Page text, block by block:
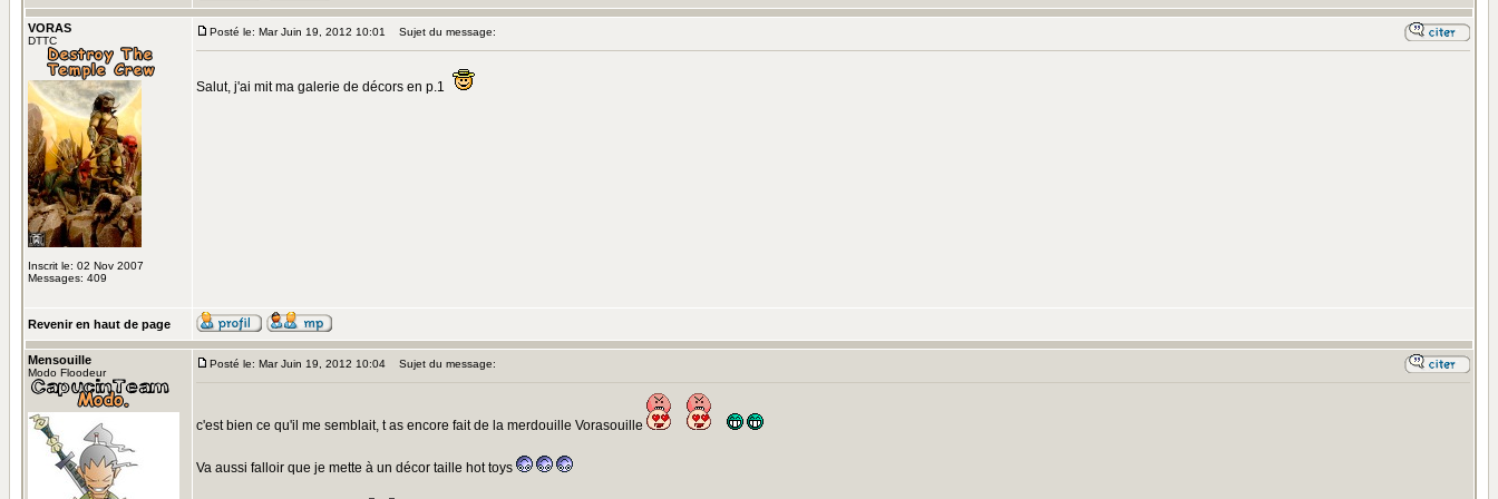
VORAS
DTTC
Inscrit le: 02 Nov 2007
Messages: 409
Posté le: Mar Juin 19, 2012 10:01 Sujet du message:
Salut, j'ai mit ma galerie de décors en p.1
Revenir en haut de page
Mensouille
Modo Floodeur
Posté le: Mar Juin 19, 2012 10:04 Sujet du message:
c'est bien ce qu'il me semblait, t as encore fait de la merdouille Vorasouille
Va aussi falloir que je mette à un décor taille hot toys